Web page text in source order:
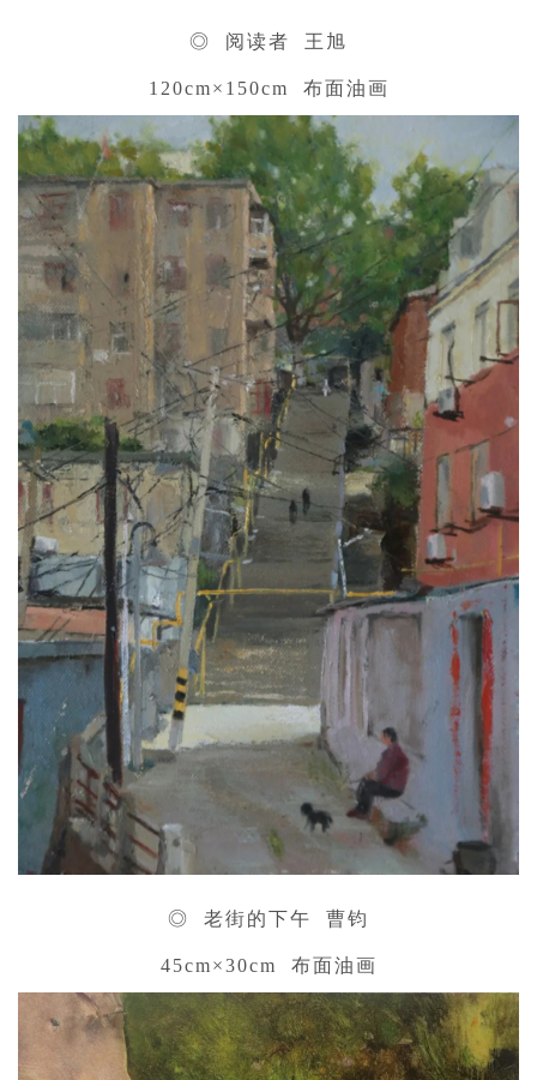
◎ 阅读者 王旭
120cm×150cm 布面油画
◎ 老街的下午 曹钧
45cm×30cm 布面油画